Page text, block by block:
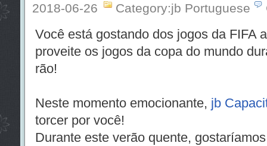
2018-06-26 Category:jb Portuguese
Você está gostando dos jogos da FIFA
proveite os jogos da copa do mundo
rão!
Neste momento emocionante, jb
torcer por você!
Durante este verão quente,